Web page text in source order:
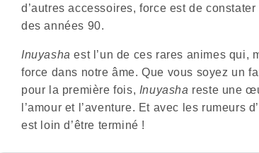
d’autres accessoires, force est de
des années 90.
Inuyasha est l’un de ces rares animes qui,
force dans notre âme. Que vous soyez un
pour la première fois, Inuyasha reste une
l’amour et l’aventure. Et avec les rumeurs
est loin d’être terminé !